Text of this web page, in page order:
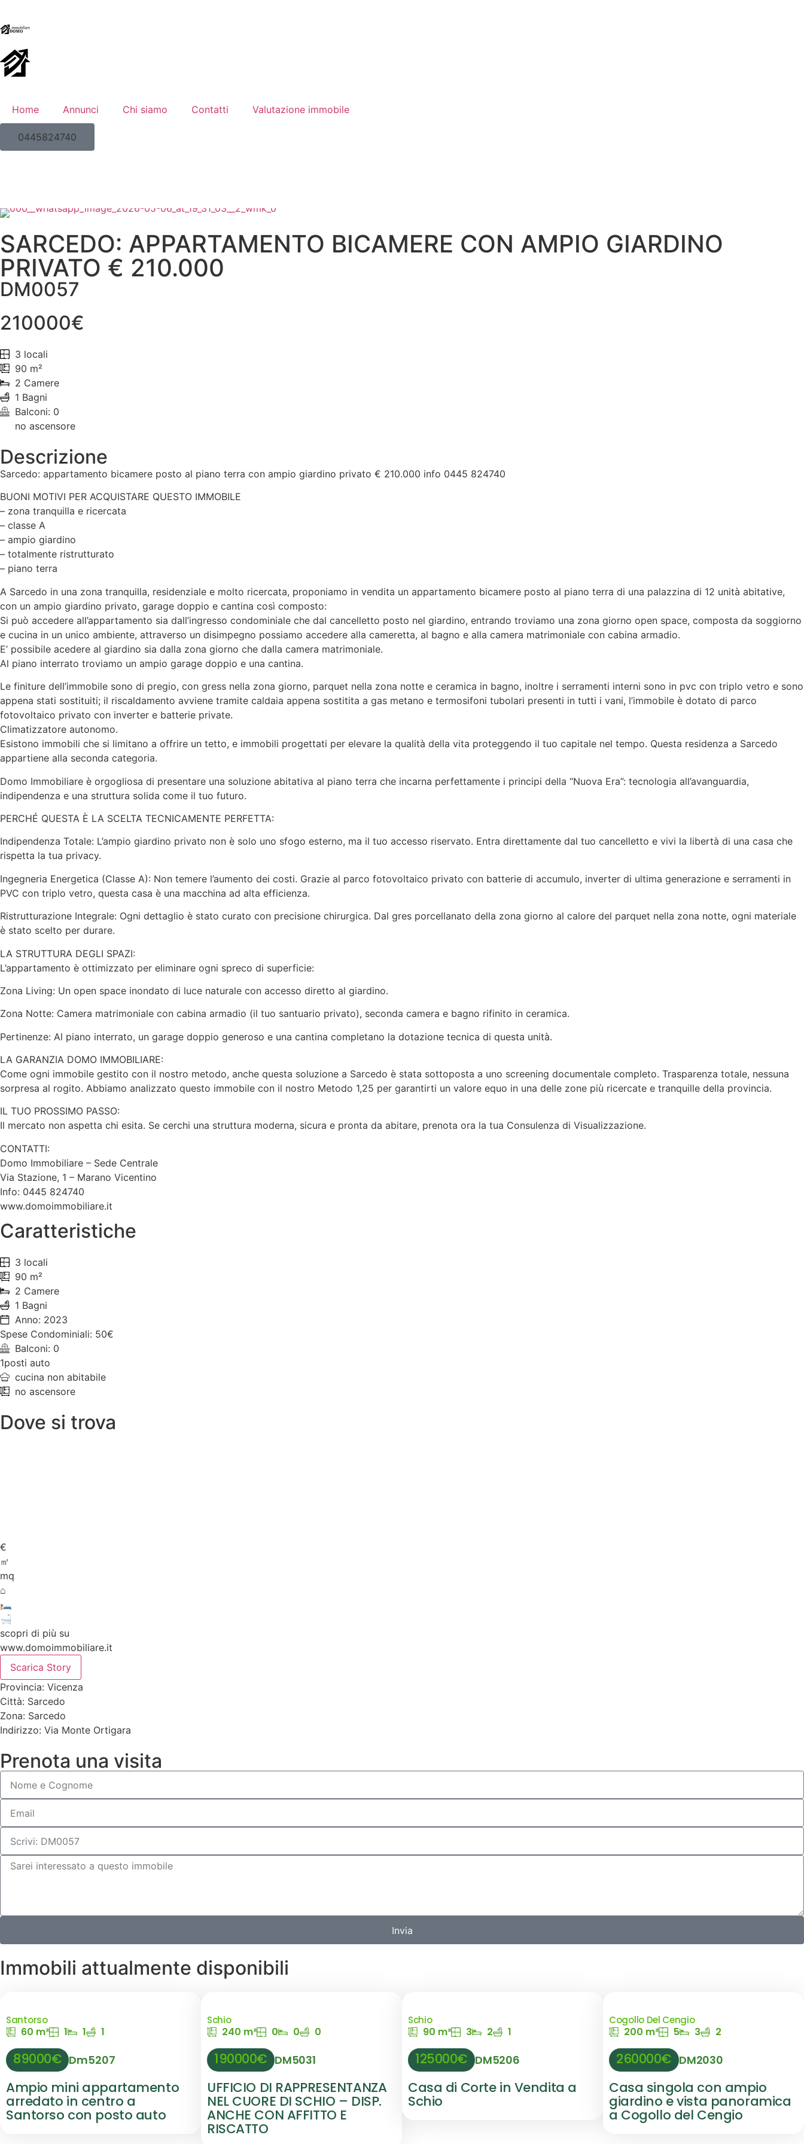
Home Annunci Chi siamo Contatti Valutazione immobile
0445824740
SARCEDO: APPARTAMENTO BICAMERE CON AMPIO GIARDINO
PRIVATO € 210.000
DM0057
210000€
3 locali
90 m²
2 Camere
1 Bagni
Balconi: 0
no ascensore
Descrizione
Sarcedo: appartamento bicamere posto al piano terra con ampio giardino privato € 210.000 info 0445 824740
BUONI MOTIVI PER ACQUISTARE QUESTO IMMOBILE
– zona tranquilla e ricercata
– classe A
– ampio giardino
– totalmente ristrutturato
– piano terra
A Sarcedo in una zona tranquilla, residenziale e molto ricercata, proponiamo in vendita un appartamento bicamere posto al piano terra di una palazzina di 12 unità abitative,
con un ampio giardino privato, garage doppio e cantina così composto:
Si può accedere all’appartamento sia dall’ingresso condominiale che dal cancelletto posto nel giardino, entrando troviamo una zona giorno open space, composta da soggiorno
e cucina in un unico ambiente, attraverso un disimpegno possiamo accedere alla cameretta, al bagno e alla camera matrimoniale con cabina armadio.
E’ possibile acedere al giardino sia dalla zona giorno che dalla camera matrimoniale.
Al piano interrato troviamo un ampio garage doppio e una cantina.
Le finiture dell’immobile sono di pregio, con gress nella zona giorno, parquet nella zona notte e ceramica in bagno, inoltre i serramenti interni sono in pvc con triplo vetro e sono
appena stati sostituiti; il riscaldamento avviene tramite caldaia appena sostitita a gas metano e termosifoni tubolari presenti in tutti i vani, l’immobile è dotato di parco
fotovoltaico privato con inverter e batterie private.
Climatizzatore autonomo.
Esistono immobili che si limitano a offrire un tetto, e immobili progettati per elevare la qualità della vita proteggendo il tuo capitale nel tempo. Questa residenza a Sarcedo
appartiene alla seconda categoria.
Domo Immobiliare è orgogliosa di presentare una soluzione abitativa al piano terra che incarna perfettamente i principi della “Nuova Era”: tecnologia all’avanguardia,
indipendenza e una struttura solida come il tuo futuro.
PERCHÉ QUESTA È LA SCELTA TECNICAMENTE PERFETTA:
Indipendenza Totale: L’ampio giardino privato non è solo uno sfogo esterno, ma il tuo accesso riservato. Entra direttamente dal tuo cancelletto e vivi la libertà di una casa che
rispetta la tua privacy.
Ingegneria Energetica (Classe A): Non temere l’aumento dei costi. Grazie al parco fotovoltaico privato con batterie di accumulo, inverter di ultima generazione e serramenti in
PVC con triplo vetro, questa casa è una macchina ad alta efficienza.
Ristrutturazione Integrale: Ogni dettaglio è stato curato con precisione chirurgica. Dal gres porcellanato della zona giorno al calore del parquet nella zona notte, ogni materiale
è stato scelto per durare.
LA STRUTTURA DEGLI SPAZI:
L’appartamento è ottimizzato per eliminare ogni spreco di superficie:
Zona Living: Un open space inondato di luce naturale con accesso diretto al giardino.
Zona Notte: Camera matrimoniale con cabina armadio (il tuo santuario privato), seconda camera e bagno rifinito in ceramica.
Pertinenze: Al piano interrato, un garage doppio generoso e una cantina completano la dotazione tecnica di questa unità.
LA GARANZIA DOMO IMMOBILIARE:
Come ogni immobile gestito con il nostro metodo, anche questa soluzione a Sarcedo è stata sottoposta a uno screening documentale completo. Trasparenza totale, nessuna
sorpresa al rogito. Abbiamo analizzato questo immobile con il nostro Metodo 1,25 per garantirti un valore equo in una delle zone più ricercate e tranquille della provincia.
IL TUO PROSSIMO PASSO:
Il mercato non aspetta chi esita. Se cerchi una struttura moderna, sicura e pronta da abitare, prenota ora la tua Consulenza di Visualizzazione.
CONTATTI:
Domo Immobiliare – Sede Centrale
Via Stazione, 1 – Marano Vicentino
Info: 0445 824740
www.domoimmobiliare.it
Caratteristiche
3 locali
90 m²
2 Camere
1 Bagni
Anno: 2023
Spese Condominiali: 50€
Balconi: 0
1posti auto
cucina non abitabile
no ascensore
Dove si trova
€
㎡
mq
⌂
🛏
🛁
scopri di più su
www.domoimmobiliare.it
Scarica Story
Provincia: Vicenza
Città: Sarcedo
Zona: Sarcedo
Indirizzo: Via Monte Ortigara
Prenota una visita
Invia
Immobili attualmente disponibili
Santorso
60 m² 1 1 1
89000€ Dm5207
Ampio mini appartamento
arredato in centro a
Santorso con posto auto
Schio
240 m² 0 0 0
190000€ DM5031
UFFICIO DI RAPPRESENTANZA
NEL CUORE DI SCHIO – DISP.
ANCHE CON AFFITTO E
RISCATTO
Schio
90 m² 3 2 1
125000€ DM5206
Casa di Corte in Vendita a
Schio
Cogollo Del Cengio
200 m² 5 3 2
260000€ DM2030
Casa singola con ampio
giardino e vista panoramica
a Cogollo del Cengio